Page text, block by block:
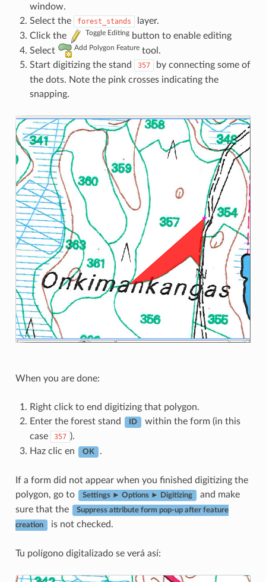
window.
Select the
forest_stands
layer.
Click the
Toggle Editingbutton to enable editing
Select
Add Polygon Featuretool.
Start digitizing the stand
357
by connecting some of
the dots. Note the pink crosses indicating the
snapping.
When you are done:
Right click to end digitizing that polygon.
Enter the forest stand
ID
within the form (in this
case
357 ).
Haz clic en
OK .
If a form did not appear when you finished digitizing the
polygon, go to
Settings ► Options ► Digitizing
and make
sure that the
Suppress attribute form pop-up after feature
creation is not checked.
Tu polígono digitalizado se verá así: